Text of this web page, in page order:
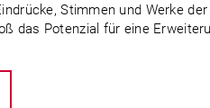
Stimmen und Werke
das Potenzial für eine